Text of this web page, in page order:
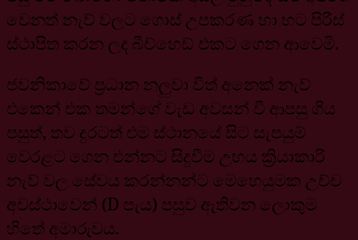
වෙනත් නැව් වලට ගොස් උපකරණ හා භට පිරිස්
ස්ථාපිත කරන ලද බීච්හෙඩ් එකට ගෙන ආවෙමි.
ජවනිකාවේ ප්‍රධාන නලුවා වීත් අනෙක් නැව්
එකෙන් එක තමන්ගේ වැඩ අවසන් වී ආපසු ගිය
පසුත්, තව දුරටත් එම ස්ථානයේ සිට සැපයුම්
වෙරළට ගෙන එන්නට සිදුවීම උභය ක්‍රියාකාරි
නැව් වල සේවය කරන්නන්ට මෙහෙයුමක උච්ච
අවස්ථාවෙන් (D පැය) පසුව ඇතිවන ලොකුම
හිතේ අමාරුවය.